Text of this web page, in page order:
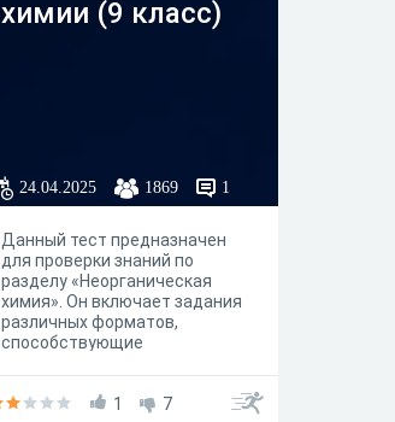
химии (9 класс)
24.04.2025 1869 1
Данный тест предназначен
для проверки знаний по
разделу «Неорганическая
химия». Он включает задания
различных форматов,
способствующие
классификации веществ,
1 7